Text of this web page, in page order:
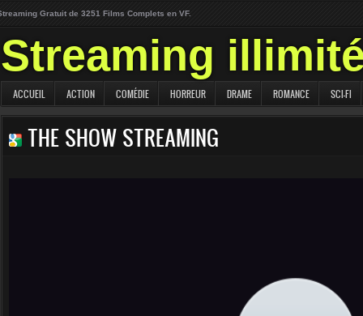
Gratuit de 3251 Films Complets en VF.
Streaming
ACCUEIL ACTION COMÉDIE HORREUR DRAME ROMANCE SCI-FI
THE SHOW STREAMING